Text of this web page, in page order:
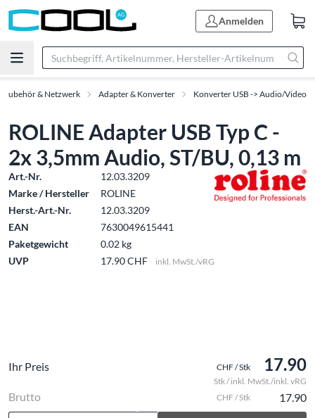
Anmelden
Zubehör & Netzwerk Adapter & Konverter Konverter USB -> Audio/Video
ROLINE Adapter USB Typ C -
2x 3,5mm Audio, ST/BU, 0,13 m
Art.-Nr.
12.03.3209
Marke / Hersteller
ROLINE
Herst.-Art.-Nr.
12.03.3209
EAN
7630049615441
Paketgewicht
0.02 kg
UVP
17.90 CHF inkl. MwSt./vRG
Ihr Preis CHF / Stk 17.90
Stk / inkl. MwSt./inkl. vRG
Brutto CHF / Stk 17.90